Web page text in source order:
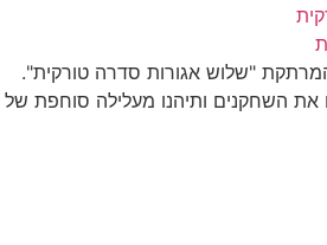
"שלוש אגורות סדרה טורקית".
את השחקנים ותיהנו מעלילה סוחפת של